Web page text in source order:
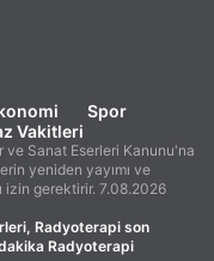
Spor
Vakitleri
ve Sanat Eserleri Kanunu'na
yeniden yayımı ve
izin gerektirir. 7.08.2026
Radyoterapi son
Radyoterapi